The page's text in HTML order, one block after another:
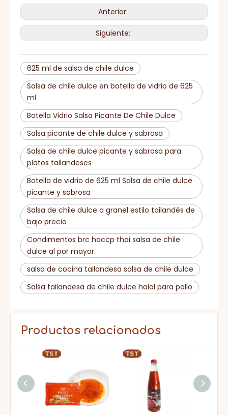
Anterior:
Siguiente:
625 ml de salsa de chile dulce
Salsa de chile dulce en botella de vidrio de 625
ml
Botella Vidrio Salsa Picante De Chile Dulce
Salsa picante de chile dulce y sabrosa
Salsa de chile dulce picante y sabrosa para
platos tailandeses
Botella de vidrio de 625 ml Salsa de chile dulce
picante y sabrosa
Salsa de chile dulce a granel estilo tailandés de
bajo precio
Condimentos brc haccp thai salsa de chile
dulce al por mayor
salsa de cocina tailandesa salsa de chile dulce
Salsa tailandesa de chile dulce halal para pollo
Productos relacionados